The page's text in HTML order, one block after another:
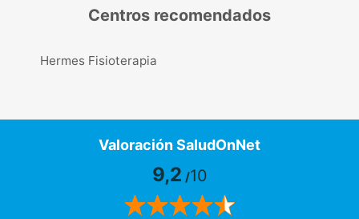
Centros recomendados
Hermes Fisioterapia
Valoración SaludOnNet
9,2 /10